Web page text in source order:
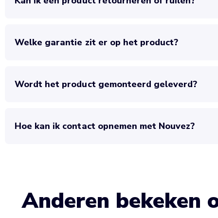
Welke garantie zit er op het product?
Wordt het product gemonteerd geleverd?
Hoe kan ik contact opnemen met Nouvez?
Anderen bekeken